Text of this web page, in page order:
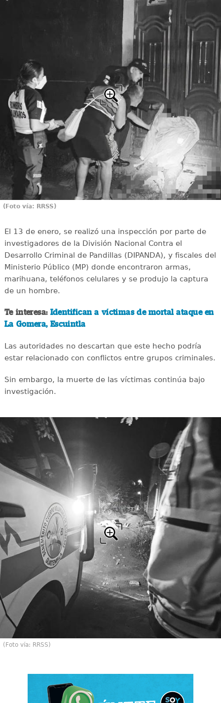
(Foto vía: RRSS)
El 13 de enero, se realizó una inspección por parte de
investigadores de la División Nacional Contra el
Desarrollo Criminal de Pandillas (DIPANDA), y fiscales del
Ministerio Público (MP) donde encontraron armas,
marihuana, teléfonos celulares y se produjo la captura
de un hombre.
Te interesa: Identifican a víctimas de mortal ataque en
La Gomera, Escuintla
Las autoridades no descartan que este hecho podría
estar relacionado con conflictos entre grupos criminales.
Sin embargo, la muerte de las víctimas continúa bajo
investigación.
(Foto vía: RRSS)